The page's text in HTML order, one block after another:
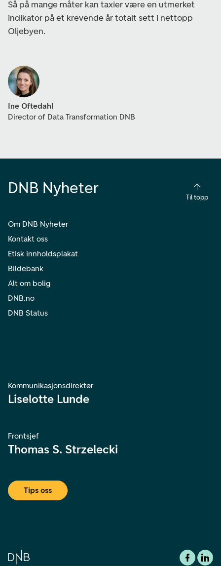
Så på mange måter kan taxier være en utmerket
indikator på et krevende år totalt sett i nettopp
Oljebyen.
Ine Oftedahl
Director of Data Transformation DNB
DNB Nyheter
Til topp
Om DNB Nyheter
Kontakt oss
Etisk innholdsplakat
Bildebank
Alt om bolig
DNB.no
DNB Status
Kommunikasjonsdirektør
Liselotte Lunde
Frontsjef
Thomas S. Strzelecki
Tips oss